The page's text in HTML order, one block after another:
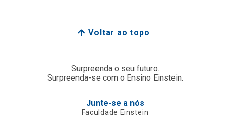
Voltar ao topo
Surpreenda o seu futuro.
Surpreenda-se com o Ensino Einstein.
Junte-se a nós
Faculdade Einstein